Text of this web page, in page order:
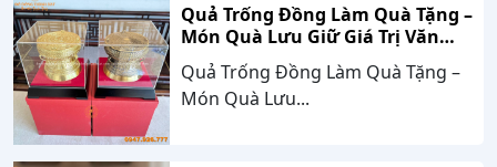
Quả Trống Đồng Làm Quà Tặng –
Món Quà Lưu Giữ Giá Trị Văn
Hóa, Gắn Kết Thành Công
Quả Trống Đồng Làm Quà Tặng –
Món Quà Lưu...